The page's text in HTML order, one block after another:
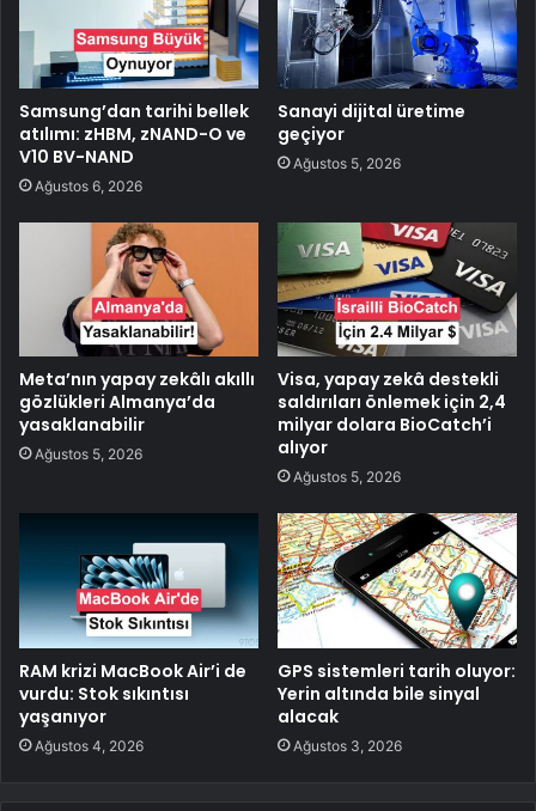
Samsung’dan tarihi bellek
atılımı: zHBM, zNAND-O ve
V10 BV-NAND
Ağustos 6, 2026
Sanayi dijital üretime
geçiyor
Ağustos 5, 2026
Meta’nın yapay zekâlı akıllı
gözlükleri Almanya’da
yasaklanabilir
Ağustos 5, 2026
Visa, yapay zekâ destekli
saldırıları önlemek için 2,4
milyar dolara BioCatch’i
alıyor
Ağustos 5, 2026
RAM krizi MacBook Air’i de
vurdu: Stok sıkıntısı
yaşanıyor
Ağustos 4, 2026
GPS sistemleri tarih oluyor:
Yerin altında bile sinyal
alacak
Ağustos 3, 2026